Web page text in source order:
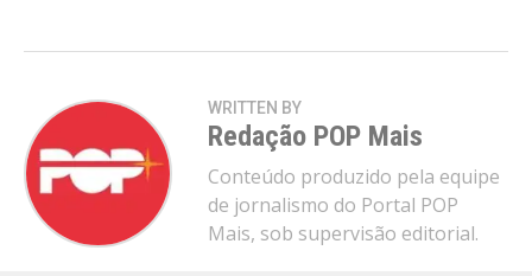
WRITTEN BY
Redação POP Mais
Conteúdo produzido pela equipe
de jornalismo do Portal POP
Mais, sob supervisão editorial.